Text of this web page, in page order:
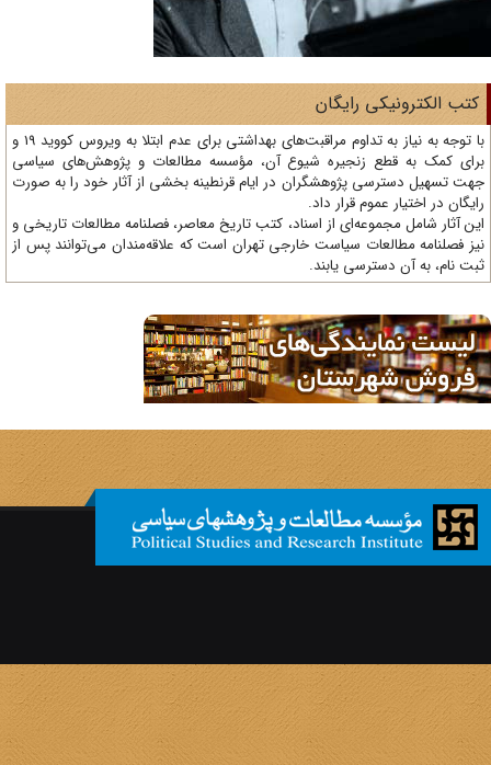
الکترونیکی رایگان
با توجه به نیاز به تداوم مراقبت‌های بهداشتی برای عدم ابتلا به ویروس کووید 19 و
کمک به قطع زنجیره شیوع آن، مؤسسه مطالعات و پژوهش‌های سیاسی
تسهیل دسترسی پژوهشگران در ایام قرنطینه بخشی از آثار خود را به صورت
در اختیار عموم قرار داد.
آثار شامل مجموعه‌ای از اسناد، کتب تاریخ معاصر، فصلنامه‌ مطالعات تاریخی و
فصلنامه مطالعات سیاست خارجی تهران است که علاقه‌مندان می‌توانند پس از
نام، به آن دسترسی یابند.